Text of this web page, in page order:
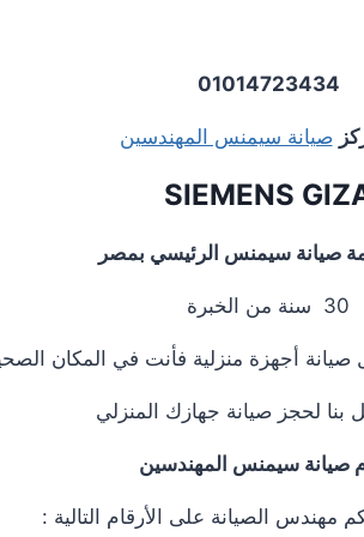
01014723434
صيانة سيمنس المهندسين
SIEMENS
صيانة سيمنس الرئيسي بمصر
30 سنة من الخبرة
أجهزة منزلية فأنت في المكان
بنا لحجز صيانة جهازك المنزلي
صيانة سيمنس المهندسين
مهندس الصيانة على الأرقام التالية :